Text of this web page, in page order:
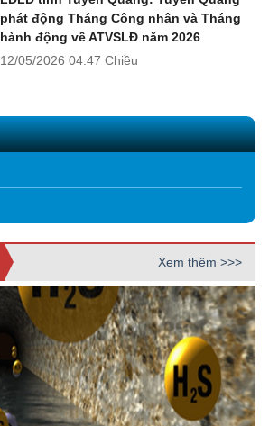
phát động Tháng Công nhân và Tháng
hành động về ATVSLĐ năm 2026
12/05/2026 04:47 Chiều
Xem thêm >>>